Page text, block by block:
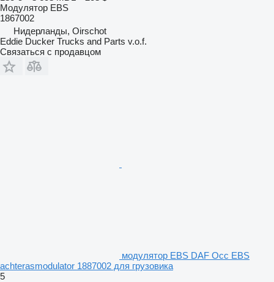
Модулятор EBS
1867002
Нидерланды, Oirschot
Eddie Ducker Trucks and Parts v.o.f.
Связаться с продавцом
модулятор EBS DAF Occ EBS
achterasmodulator 1887002 для грузовика
5